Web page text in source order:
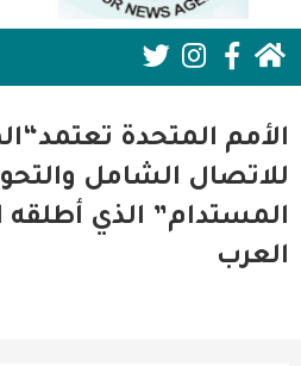
Social
Media:
Header
الأمم المتحدة
للاتصال الشامل
المستدام” الذي أطلقه
العرب
الرئيسية
اقتصاد واعمال
امنية